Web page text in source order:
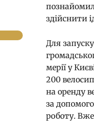
здійснити
Для
мерії у
200
на оренду
за
роботу. Вже